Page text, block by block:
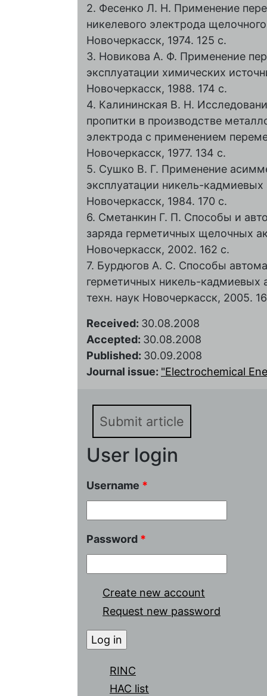
2. Фесенко Л. Н. Применение
никелевого электрода
Новочеркасск, 1974. 125 с.
3. Новикова А. Ф. Применение
эксплуатации химических
Новочеркасск, 1988. 174 с.
4. Калининская В. Н.
пропитки в производстве
электрода с применением
Новочеркасск, 1977. 134 с.
5. Сушко В. Г. Применение
эксплуатации никель-
Новочеркасск, 1984. 170 с.
6. Сметанкин Г. П. Способы и
заряда герметичных щелочных
Новочеркасск, 2002. 162 c.
7. Бурдюгов А. С. Способы
герметичных никель-кадмиевых
техн. наук Новочеркасск, 2005.
Received: 30.08.2008
Accepted: 30.08.2008
Published: 30.09.2008
Journal issue: "Electrochemical
Submit article
User login
Username *
Password *
Create new account
Request new password
RINC
HAC list